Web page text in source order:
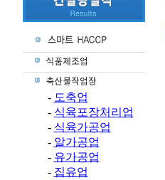
- 도축업
- 식육포장처리업
- 식육가공업
- 알가공업
- 유가공업
- 집유업